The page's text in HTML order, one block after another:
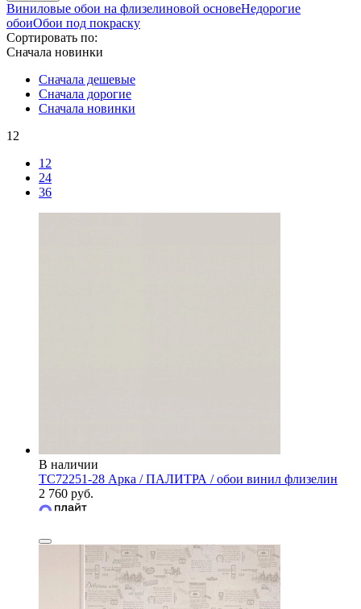
Виниловые обои на флизелиновой основеНедорогие
обоиОбои под покраску
Сортировать по:
Сначала новинки
Сначала дешевые
Сначала дорогие
Сначала новинки
12
12
24
36
В наличии
TC72251-28 Арка / ПАЛИТРА / обои винил флизелин
2 760 руб.